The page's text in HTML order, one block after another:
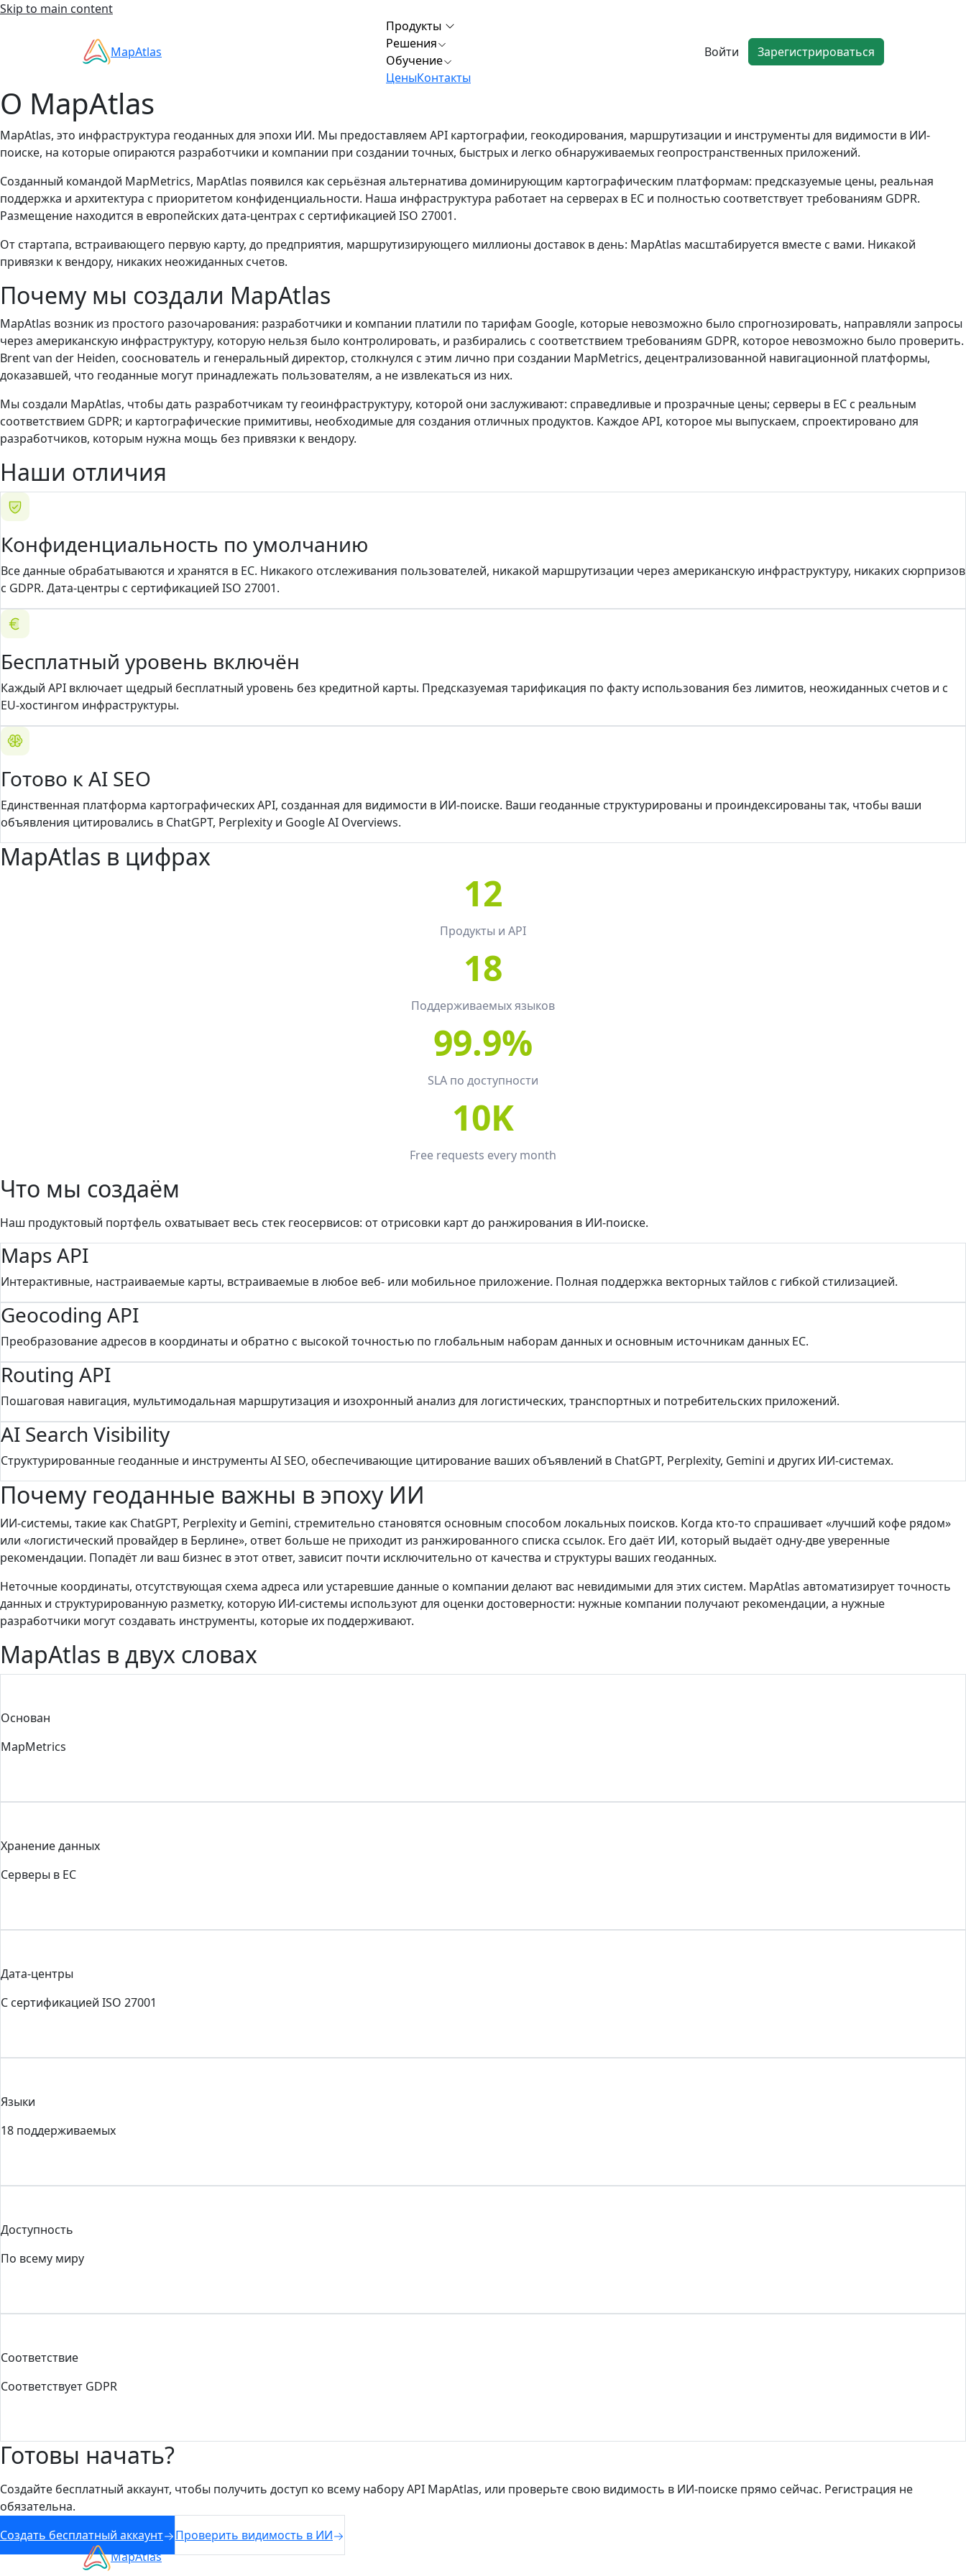
Skip to main content
MapAtlas
Продукты
Решения
Обучение
ЦеныКонтакты
Войти Зарегистрироваться
О MapAtlas
MapAtlas, это инфраструктура геоданных для эпохи ИИ. Мы предоставляем API картографии, геокодирования, маршрутизации и инструменты для видимости в ИИ-
поиске, на которые опираются разработчики и компании при создании точных, быстрых и легко обнаруживаемых геопространственных приложений.
Созданный командой MapMetrics, MapAtlas появился как серьёзная альтернатива доминирующим картографическим платформам: предсказуемые цены, реальная
поддержка и архитектура с приоритетом конфиденциальности. Наша инфраструктура работает на серверах в ЕС и полностью соответствует требованиям GDPR.
Размещение находится в европейских дата-центрах с сертификацией ISO 27001.
От стартапа, встраивающего первую карту, до предприятия, маршрутизирующего миллионы доставок в день: MapAtlas масштабируется вместе с вами. Никакой
привязки к вендору, никаких неожиданных счетов.
Почему мы создали MapAtlas
MapAtlas возник из простого разочарования: разработчики и компании платили по тарифам Google, которые невозможно было спрогнозировать, направляли запросы
через американскую инфраструктуру, которую нельзя было контролировать, и разбирались с соответствием требованиям GDPR, которое невозможно было проверить.
Brent van der Heiden, сооснователь и генеральный директор, столкнулся с этим лично при создании MapMetrics, децентрализованной навигационной платформы,
доказавшей, что геоданные могут принадлежать пользователям, а не извлекаться из них.
Мы создали MapAtlas, чтобы дать разработчикам ту геоинфраструктуру, которой они заслуживают: справедливые и прозрачные цены; серверы в ЕС с реальным
соответствием GDPR; и картографические примитивы, необходимые для создания отличных продуктов. Каждое API, которое мы выпускаем, спроектировано для
разработчиков, которым нужна мощь без привязки к вендору.
Наши отличия
Конфиденциальность по умолчанию
Все данные обрабатываются и хранятся в ЕС. Никакого отслеживания пользователей, никакой маршрутизации через американскую инфраструктуру, никаких сюрпризов
с GDPR. Дата-центры с сертификацией ISO 27001.
Бесплатный уровень включён
Каждый API включает щедрый бесплатный уровень без кредитной карты. Предсказуемая тарификация по факту использования без лимитов, неожиданных счетов и с
EU-хостингом инфраструктуры.
Готово к AI SEO
Единственная платформа картографических API, созданная для видимости в ИИ-поиске. Ваши геоданные структурированы и проиндексированы так, чтобы ваши
объявления цитировались в ChatGPT, Perplexity и Google AI Overviews.
MapAtlas в цифрах
12
Продукты и API
18
Поддерживаемых языков
99.9%
SLA по доступности
10K
Free requests every month
Что мы создаём
Наш продуктовый портфель охватывает весь стек геосервисов: от отрисовки карт до ранжирования в ИИ-поиске.
Maps API
Интерактивные, настраиваемые карты, встраиваемые в любое веб- или мобильное приложение. Полная поддержка векторных тайлов с гибкой стилизацией.
Geocoding API
Преобразование адресов в координаты и обратно с высокой точностью по глобальным наборам данных и основным источникам данных ЕС.
Routing API
Пошаговая навигация, мультимодальная маршрутизация и изохронный анализ для логистических, транспортных и потребительских приложений.
AI Search Visibility
Структурированные геоданные и инструменты AI SEO, обеспечивающие цитирование ваших объявлений в ChatGPT, Perplexity, Gemini и других ИИ-системах.
Почему геоданные важны в эпоху ИИ
ИИ-системы, такие как ChatGPT, Perplexity и Gemini, стремительно становятся основным способом локальных поисков. Когда кто-то спрашивает «лучший кофе рядом»
или «логистический провайдер в Берлине», ответ больше не приходит из ранжированного списка ссылок. Его даёт ИИ, который выдаёт одну-две уверенные
рекомендации. Попадёт ли ваш бизнес в этот ответ, зависит почти исключительно от качества и структуры ваших геоданных.
Неточные координаты, отсутствующая схема адреса или устаревшие данные о компании делают вас невидимыми для этих систем. MapAtlas автоматизирует точность
данных и структурированную разметку, которую ИИ-системы используют для оценки достоверности: нужные компании получают рекомендации, а нужные
разработчики могут создавать инструменты, которые их поддерживают.
MapAtlas в двух словах
Основан
MapMetrics
Хранение данных
Серверы в ЕС
Дата-центры
С сертификацией ISO 27001
Языки
18 поддерживаемых
Доступность
По всему миру
Соответствие
Соответствует GDPR
Готовы начать?
Создайте бесплатный аккаунт, чтобы получить доступ ко всему набору API MapAtlas, или проверьте свою видимость в ИИ-поиске прямо сейчас. Регистрация не
обязательна.
Создать бесплатный аккаунт
Проверить видимость в ИИ
MapAtlas